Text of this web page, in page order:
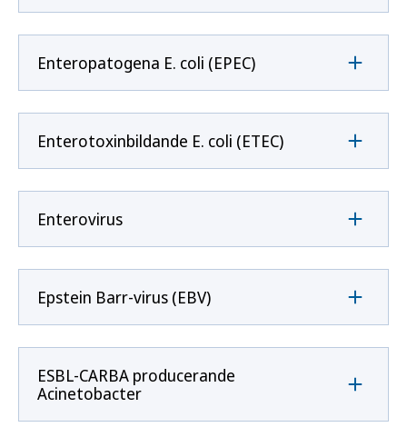
Enteropatogena E. coli (EPEC)
Enterotoxinbildande E. coli (ETEC)
Enterovirus
Epstein Barr-virus (EBV)
ESBL-CARBA producerande
Acinetobacter